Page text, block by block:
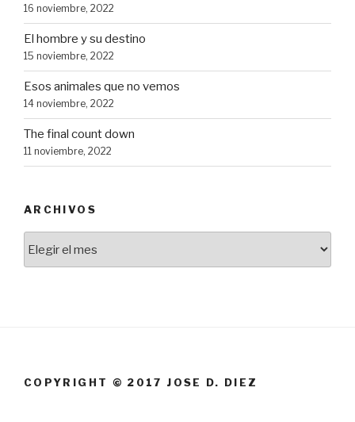
16 noviembre, 2022
El hombre y su destino
15 noviembre, 2022
Esos animales que no vemos
14 noviembre, 2022
The final count down
11 noviembre, 2022
ARCHIVOS
COPYRIGHT © 2017 JOSE D. DIEZ